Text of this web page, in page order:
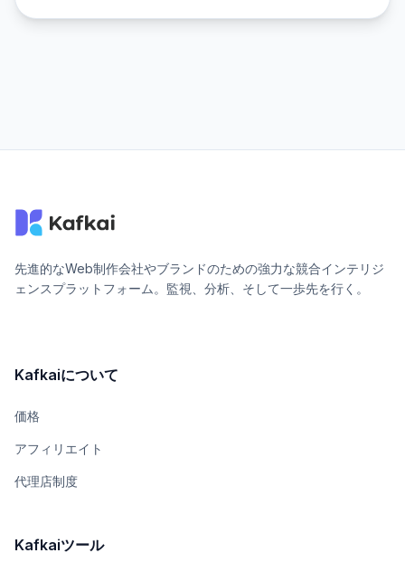
先進的なWeb制作会社やブランドのための強力な競合インテリジ
ェンスプラットフォーム。監視、分析、そして一歩先を行く。
Kafkaiについて
価格
アフィリエイト
代理店制度
Kafkaiツール